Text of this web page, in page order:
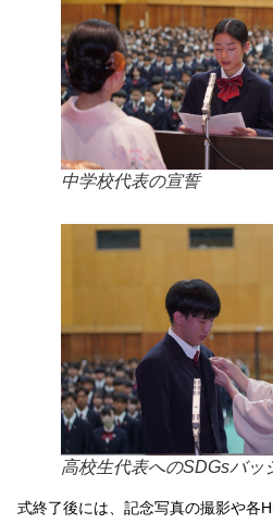
中学校代表の宣誓
高校生代表へのSDGsバッ
式終了後には、記念写真の撮影や各